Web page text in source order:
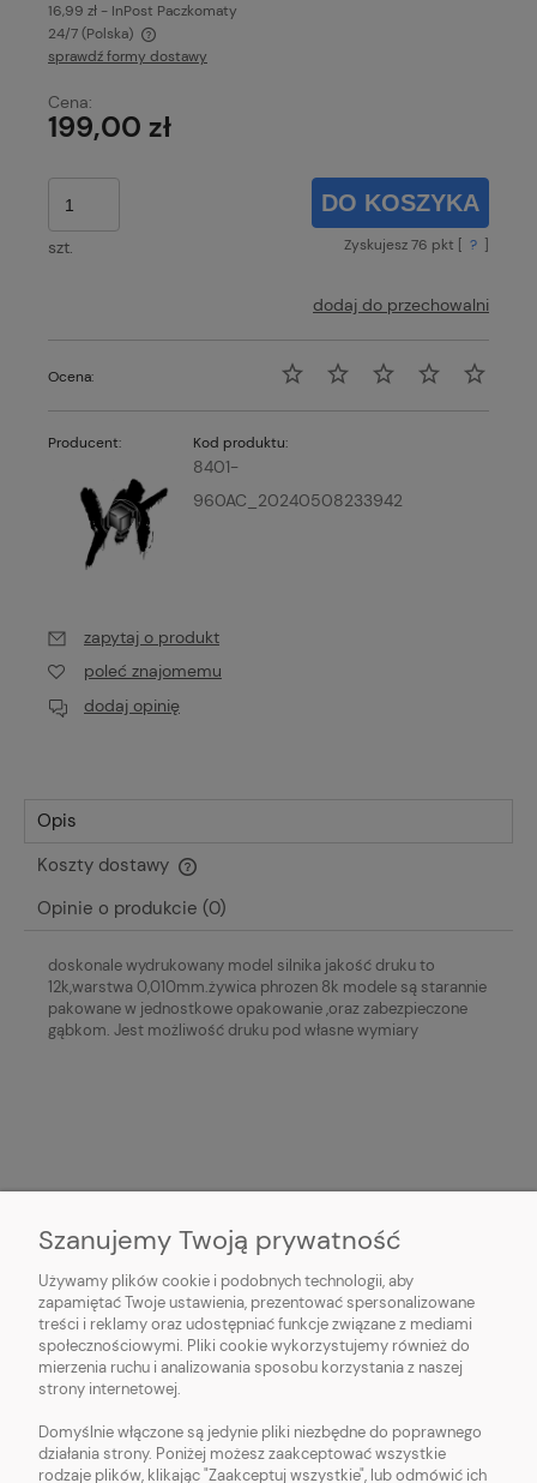
16,99 zł - InPost Paczkomaty
24/7(Polska)
Cena nie zawiera ewentualnych kosztów płatności
sprawdź formy dostawy
Cena:
199,00 zł
szt.
DO KOSZYKA
Zyskujesz76 pkt [ ? ]
dodaj do przechowalni
Ocena:
Producent: Kod produktu:
8401-
960AC_20240508233942
zapytaj o produkt
poleć znajomemu
dodaj opinię
Opis
Koszty dostawy
Cena nie zawiera ewentualnych kosztów płatności
Opinie o produkcie (0)
doskonale wydrukowany model silnika jakość druku to
12k,warstwa 0,010mm.żywica phrozen 8k modele są starannie
pakowane w jednostkowe opakowanie ,oraz zabezpieczone
gąbkom. Jest możliwość druku pod własne wymiary
O NAS
OBSŁUGA KLIENTA
POMOC
MOJE KONTO
Szanujemy Twoją prywatność
Używamy plików cookie i podobnych technologii, aby
zapamiętać Twoje ustawienia, prezentować spersonalizowane
treści i reklamy oraz udostępniać funkcje związane z mediami
społecznościowymi. Pliki cookie wykorzystujemy również do
mierzenia ruchu i analizowania sposobu korzystania z naszej
strony internetowej.
Domyślnie włączone są jedynie pliki niezbędne do poprawnego
działania strony. Poniżej możesz zaakceptować wszystkie
rodzaje plików, klikając "Zaakceptuj wszystkie", lub odmówić ich